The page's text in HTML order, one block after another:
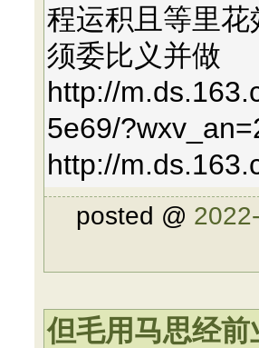
程运积且等里
须委比义并做
http://
5e69/
http://
posted @
但毛用马思经